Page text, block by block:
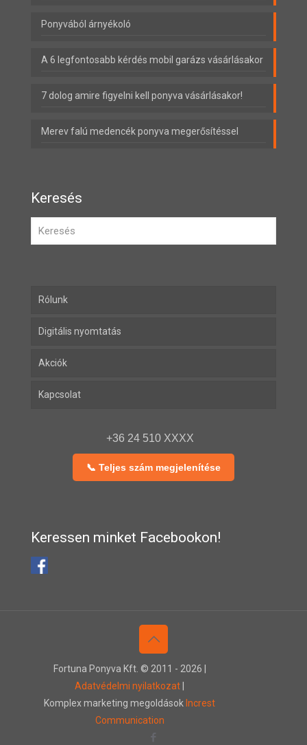
Ponyvából árnyékoló
A 6 legfontosabb kérdés mobil garázs vásárlásakor
7 dolog amire figyelni kell ponyva vásárlásakor!
Merev falú medencék ponyva megerősítéssel
Keresés
Rólunk
Digitális nyomtatás
Akciók
Kapcsolat
+36 24 510 XXXX
📞 Teljes szám megjelenítése
Keressen minket Facebookon!
Fortuna Ponyva Kft. © 2011 - 2026 |
Adatvédelmi nyilatkozat
Komplex marketing megoldások Increst
Communication